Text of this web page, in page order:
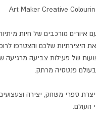
Art Maker Creative
איורים מורכבים של חיות
היצירתיות שלכם והצטרפו
של פעילות צביעה מרגיעה
בעולם פנטסיה מרתק.
ספרי משחק, יצירה
העולם.